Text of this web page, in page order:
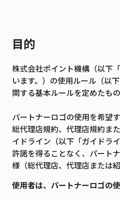
目的
株式会社ポイント機構（以下
います。）の使用ルール（以
関する基本ルールを定めたもの
パートナーロゴの使用を希望
総代理店規約、代理店規約ま
イドライン（以下「ガイドラ
許諾を得ることなく、パート
様（総代理店、代理店または
使用者は、パートナーロゴの